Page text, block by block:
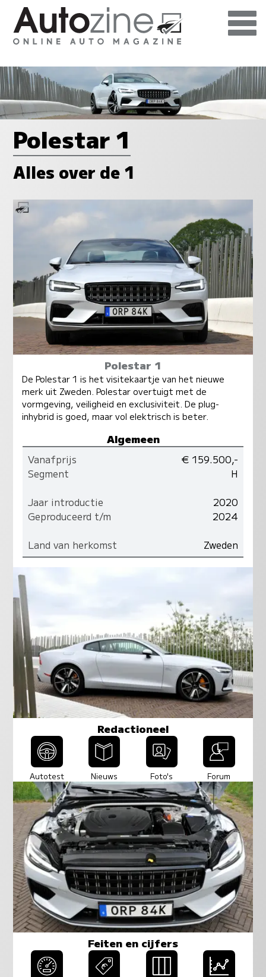
Polestar 1
Alles over de 1
Polestar 1
De Polestar 1 is het visitekaartje van het nieuwe
merk uit Zweden. Polestar overtuigt met de
vormgeving, veiligheid en exclusiviteit. De plug-
inhybrid is goed, maar vol elektrisch is beter.
Algemeen
Vanafprijs
€ 159.500,-
Segment
H
Jaar introductie
2020
Geproduceerd t/m
2024
Land van herkomst
Zweden
Redactioneel
Autotest Nieuws Foto's Forum
Feiten en cijfers